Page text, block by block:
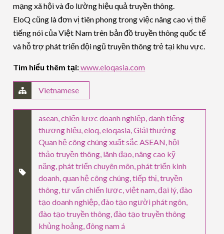
mạng xã hội và đo lường hiệu quả truyền thông.
EloQ cũng là đơn vị tiên phong trong việc nâng cao vị thế
tiếng nói của Việt Nam trên bản đồ truyền thông quốc tế
và hỗ trợ phát triển đội ngũ truyền thông trẻ tại khu vực.
Tìm hiểu thêm tại:www.eloqasia.com
Vietnamese
asean ,chiến lược doanh nghiệp ,danh tiếng
thương hiệu ,eloq ,eloqasia ,Giải thưởng
Quan hệ công chúng xuất sắc ASEAN ,hội
thảo truyền thông lãnh đạo ,nâng cao kỹ
năng ,phát triển chuyên môn ,phát triển kinh
doanh ,quan hệ công chúng ,tiếp thị ,truyền
thông ,tư vấn chiến lược ,việt nam ,đại lý ,đào
tạo doanh nghiệp ,đào tạo người phát ngôn
đào tạo truyền thông ,đào tạo truyền thông
khủng hoảng ,đông nam á